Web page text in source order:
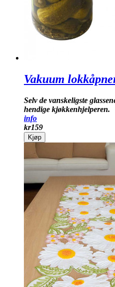
Vakuum
Selv de vanskeligste
hendige kjøkkenhjelperen.
info
kr159
Kjøp